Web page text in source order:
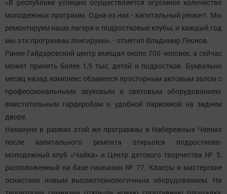
«В республике успешно осуществляется огромное количество
молодежных программ. Одна из них - капитальный ремонт. Мы
ремонтируем наши лагеря и подростковые клубы, и каждый год
мы эти программы лонгируем», - отметил Владимир Леонов.
Ранее Гайдаровский центр вмещал около 700 человек, а сейчас
может принять более 1,5 тыс. детей и подростков. Буквально
месяц назад комплекс обзавелся просторным актовым залом с
профессиональными звуковым и световым оборудованием,
вместительным гардеробом и удобной парковкой на заднем
дворе.
Накануне в рамках этой же программы в Набережных Челнах
после капитального ремонта открылся подростково-
молодежный клуб «Чайка» и Центр детского творчества № 5,
расположенный на базе гимназии № 77. Классы и мастерские
оснастили новым высокотехнологичным оборудованием. На